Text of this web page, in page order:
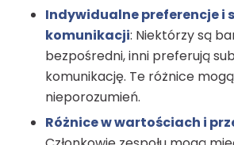
Indywidualne preferencje i
komunikacji: Niektórzy są
bezpośredni, inni preferują
komunikację. Te różnice
nieporozumień.
Różnice w wartościach i